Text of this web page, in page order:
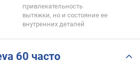
привлекательность
вытяжки, но и состояние ее
внутренних деталей
60 часто